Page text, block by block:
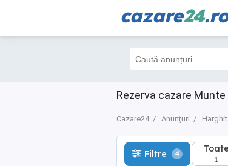
cazare24
Rezerva cazare
Cazare24 Anunțuri
Filtre 4 Toate
1
Filtre 4 Toate
1